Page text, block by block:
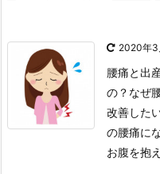
2020年3
腰痛と出
の？ なぜ
改善した
の腰痛に
お腹を抱